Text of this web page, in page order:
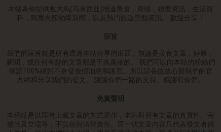
本站為你提供數大馬(马来西亚)地道美食，康頭，娛樂資訊，生活百
科，獨家火辣勁爆新聞，以及熱門旅遊景點資訊。 歡迎分享！
宗旨
我們的宗旨就是所有透過本站分享的東西，無論是美食文章，好康，
新聞，或任何有趣的文章都是千真萬確的。 我們可以向本站的粉絲們
保證100%絕對不會發放假消息和謠言。所以請各位放心贊我們的官
方網和分享我們的發文。 謝謝你們一路的支持。感謝有你們。
免責聲明
本網站是以即時上載文章的方式運作，本站對所有文章的真實性、完
整性及立場等，不負任何法律責任。而一切文章內容只代表發文者個